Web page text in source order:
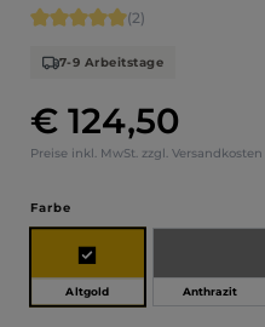
Regulärer Preis:
€ 124,50
Preise inkl. MwSt. zzgl. Versandkosten
Durchschnittliche Bewertung
(2)
7-9 Arbeitstage
Farbeauswählen
Altgold Anthrazit